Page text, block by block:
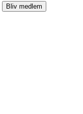
Bliv medlem